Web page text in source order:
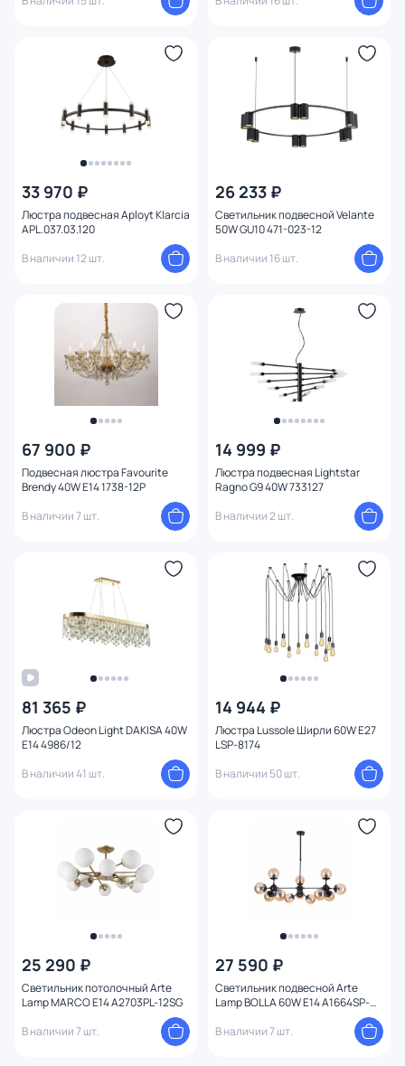
33 970 ₽
Люстра подвесная Aployt Klarcia
APL.037.03.120
В наличии 12 шт.
26 233 ₽
Светильник подвесной Velante
50W GU10 471-023-12
В наличии 16 шт.
67 900 ₽
Подвесная люстра Favourite
Brendy 40W E14 1738-12P
В наличии 7 шт.
14 999 ₽
Люстра подвесная Lightstar
Ragno G9 40W 733127
В наличии 2 шт.
81 365 ₽
Люстра Odeon Light DAKISA 40W
E14 4986/12
В наличии 41 шт.
14 944 ₽
Люстра Lussole Ширли 60W E27
LSP-8174
В наличии 50 шт.
25 290 ₽
Светильник потолочный Arte
Lamp MARCO E14 A2703PL-12SG
В наличии 7 шт.
27 590 ₽
Светильник подвесной Arte
Lamp BOLLA 60W E14 A1664SP-
В наличии 7 шт.